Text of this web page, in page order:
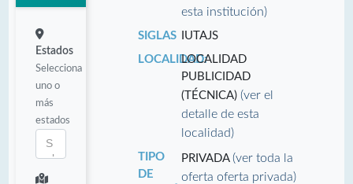
Estados
Selecciona
uno o
más
estados
esta institución)
SIGLAS
IUTAJS
LOCALIDAD:LOCALIDAD
PUBLICIDAD
(TÉCNICA)(ver el
detalle de esta
localidad)
TIPO
DE
PRIVADA(ver toda la
oferta oferta privada)